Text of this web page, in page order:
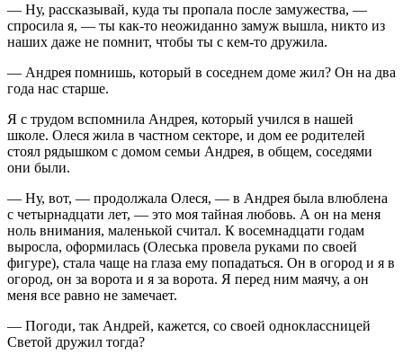
— Ну, рассказывай, куда ты пропала после замужества, —
спросила я, — ты как-то неожиданно замуж вышла, никто из
наших даже не помнит, чтобы ты с кем-то дружила.
— Андрея помнишь, который в соседнем доме жил? Он на два
года нас старше.
Я с трудом вспомнила Андрея, который учился в нашей
школе. Олеся жила в частном секторе, и дом ее родителей
стоял рядышком с домом семьи Андрея, в общем, соседями
они были.
— Ну, вот, — продолжала Олеся, — в Андрея была влюблена
с четырнадцати лет, — это моя тайная любовь. А он на меня
ноль внимания, маленькой считал. К восемнадцати годам
выросла, оформилась (Олеська провела руками по своей
фигуре), стала чаще на глаза ему попадаться. Он в огород и я в
огород, он за ворота и я за ворота. Я перед ним маячу, а он
меня все равно не замечает.
— Погоди, так Андрей, кажется, со своей одноклассницей
Светой дружил тогда?